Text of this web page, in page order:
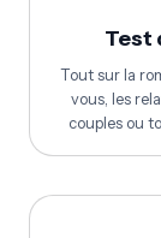
Test
Tout sur la
vous, les
couples ou